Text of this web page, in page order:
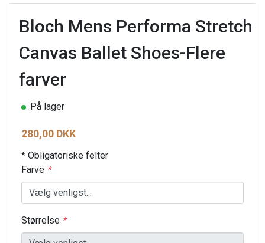
Bloch Mens Performa Stretch
Canvas Ballet Shoes-Flere
farver
På lager
280,00 DKK
* Obligatoriske felter
Farve *
Størrelse *